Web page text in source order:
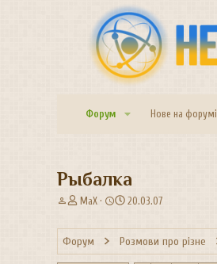
Форум Нове на форумі
Рыбалка
А
т
о
р
MaX
Д
т
а
с
20.03.07
Форум Розмови про різне